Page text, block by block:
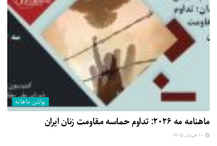
بولتن ماهانه
ماهنامه مه ۲۰۲۶: تداوم حماسه مقاومت زنان ایران